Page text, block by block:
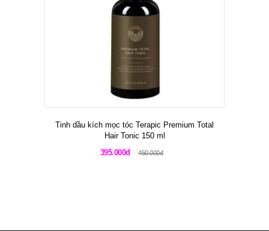
Tinh dầu kích mọc tóc Terapic Premium Total
Hair Tonic 150 ml
395.000đ
450.000đ